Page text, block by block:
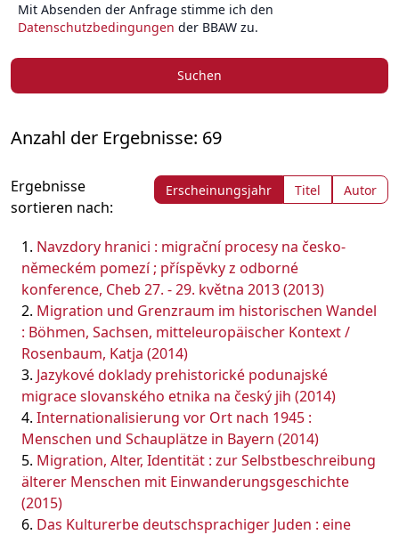
Mit Absenden der Anfrage stimme ich den
Datenschutzbedingungen der BBAW zu.
Suchen
Anzahl der Ergebnisse: 69
Ergebnisse
sortieren nach:
Erscheinungsjahr Titel Autor
Navzdory hranici : migrační procesy na česko-
německém pomezí ; příspěvky z odborné
konference, Cheb 27. - 29. května 2013 (2013)
Migration und Grenzraum im historischen Wandel
: Böhmen, Sachsen, mitteleuropäischer Kontext /
Rosenbaum, Katja (2014)
Jazykové doklady prehistorické podunajské
migrace slovanského etnika na český jih (2014)
Internationalisierung vor Ort nach 1945 :
Menschen und Schauplätze in Bayern (2014)
Migration, Alter, Identität : zur Selbstbeschreibung
älterer Menschen mit Einwanderungsgeschichte
(2015)
Das Kulturerbe deutschsprachiger Juden : eine